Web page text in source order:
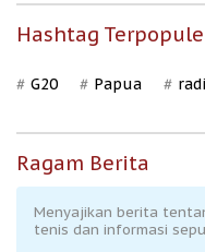
Hashtag
G20 Papua
Ragam Berita
Menyajikan berita
tenis dan informasi